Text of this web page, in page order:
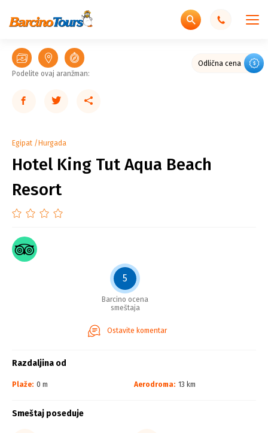
Odlična cena
Ekonomičan hotel
Podelite ovaj aranžman:
Egipat Hurgada
Hotel King Tut Aqua Beach
Resort
5
Barcino ocena
smeštaja
Ostavite komentar
Razdaljina od
Plaže: 0 m Aerodroma: 13 km
Smeštaj poseduje